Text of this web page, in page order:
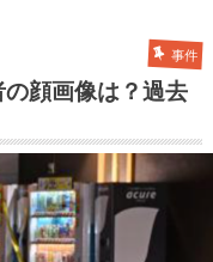
事件
顔画像は？過去